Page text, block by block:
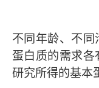
不同年龄、不
蛋白质的需求
研究所得的基本